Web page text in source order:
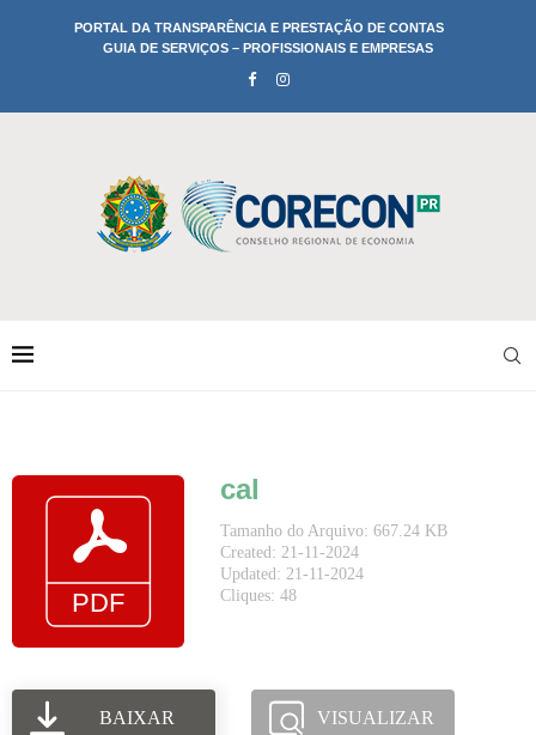
PORTAL DA TRANSPARÊNCIA E PRESTAÇÃO DE CONTAS
GUIA DE SERVIÇOS – PROFISSIONAIS E EMPRESAS
cal
Tamanho do Arquivo: 667.24 KB
Created: 21-11-2024
Updated: 21-11-2024
Cliques: 48
BAIXAR VISUALIZAR